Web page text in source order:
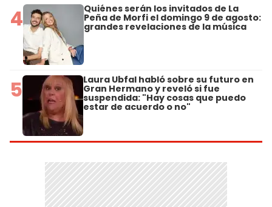
4 Quiénes serán los invitados de La
Peña de Morfi el domingo 9 de agosto:
grandes revelaciones de la música
5 Laura Ubfal habló sobre su futuro en
Gran Hermano y reveló si fue
suspendida: "Hay cosas que puedo
estar de acuerdo o no"